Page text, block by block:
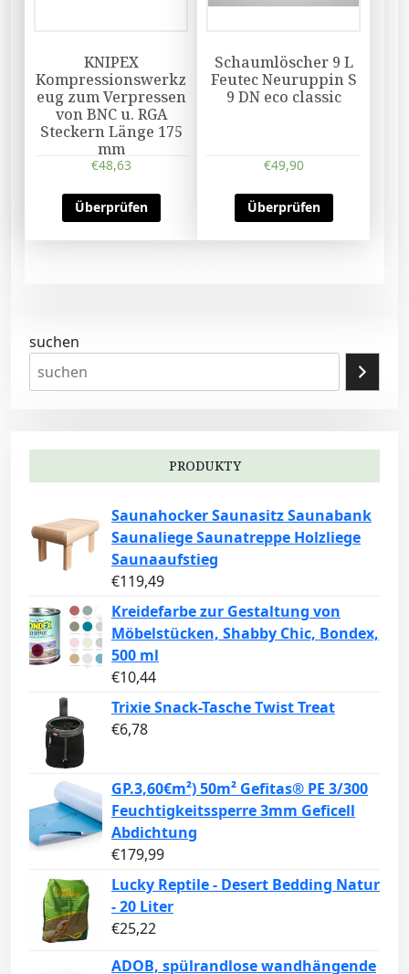
KNIPEX
Kompressionswerkz
eug zum Verpressen
von BNC u. RGA
Steckern Länge 175
mm
€48,63
Überprüfen
Schaumlöscher 9 L
Feutec Neuruppin S
9 DN eco classic
€49,90
Überprüfen
suchen
PRODUKTY
Saunahocker Saunasitz Saunabank
Saunaliege Saunatreppe Holzliege
Saunaaufstieg
€119,49
Kreidefarbe zur Gestaltung von
Möbelstücken, Shabby Chic, Bondex,
500 ml
€10,44
Trixie Snack-Tasche Twist Treat
€6,78
GP.3,60€m²) 50m² Gefitas® PE 3/300
Feuchtigkeitssperre 3mm Geficell
Abdichtung
€179,99
Lucky Reptile - Desert Bedding Natur
- 20 Liter
€25,22
ADOB, spülrandlose wandhängende